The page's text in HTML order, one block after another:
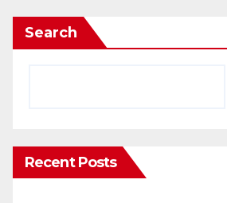
Search
Recent Posts